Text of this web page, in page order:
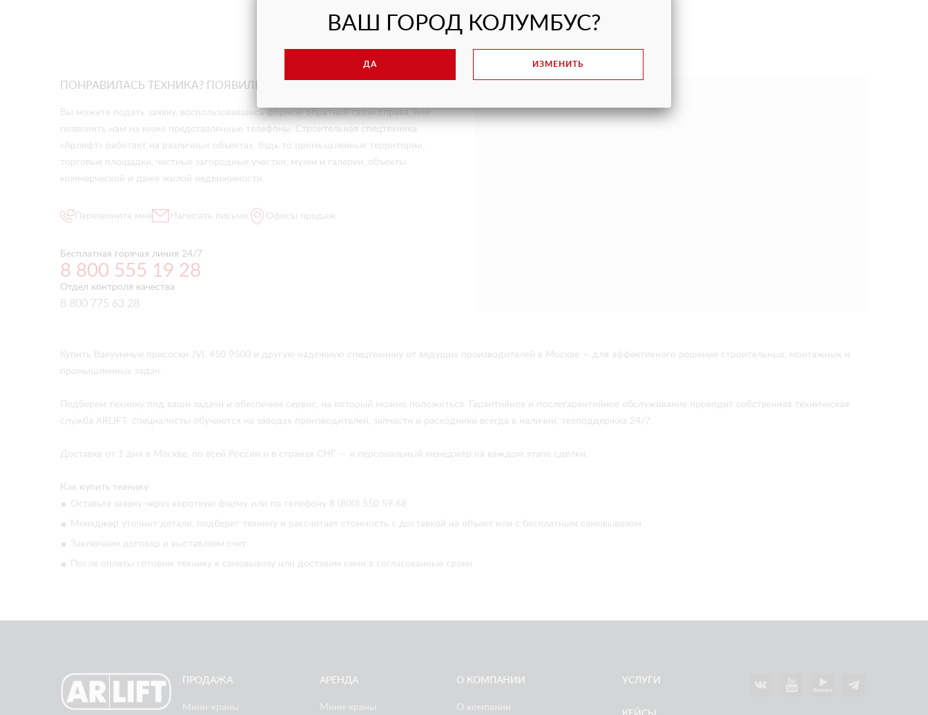
СВЯЖИТЕСЬ С НАМИ
ПОНРАВИЛАСЬ ТЕХНИКА? ПОЯВИЛИСЬ ВОПРОСЫ?
Вы можете подать заявку, воспользовавшись формой обратной связи справа, или
позвонить нам на ниже представленные телефоны. Строительная спецтехника
«Арлифт» работает на различных объектах, будь то промышленные территории,
торговые площадки, частные загородные участки, музеи и галереи, объекты
коммерческой и даже жилой недвижимости.
Перезвоните мне Написать письмо Офисы продаж
Бесплатная горячая линия 24/7
8 800 555 19 28
Отдел контроля качества
8 800 775 63 28
Купить Вакуумные присоски JVL 450 9500 и другую надежную спецтехнику от ведущих производителей в Москве — для эффективного решения строительных, монтажных и
промышленных задач.
Подберем технику под ваши задачи и обеспечим сервис, на который можно положиться. Гарантийное и послегарантийное обслуживание проводит собственная техническая
служба ARLIFT: специалисты обучаются на заводах производителей, запчасти и расходники всегда в наличии, техподдержка 24/7.
Доставка от 1 дня в Москве, по всей России и в странах СНГ — и персональный менеджер на каждом этапе сделки.
Как купить технику
Оставьте заявку через короткую форму или по телефону 8 (800) 550 59 68
Менеджер уточнит детали, подберет технику и рассчитает стоимость с доставкой на объект или с бесплатным самовывозом
Заключаем договор и выставляем счет
После оплаты готовим технику к самовывозу или доставим сами в согласованные сроки
ПРОДАЖА
Мини-краны
АРЕНДА
Мини-краны
О КОМПАНИИ
О компании
УСЛУГИ
ВАШ ГОРОД КОЛУМБУС?
ДА ИЗМЕНИТЬ